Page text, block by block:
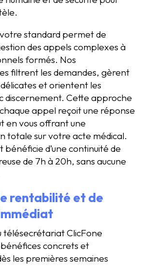
standard permet de
des appels complexes à
formés. Nos
filtrent les demandes, gèrent
et orientent les
discernement. Cette approche
appel reçoit une réponse
en vous offrant une
totale sur votre acte médical.
d’une continuité de
de 7h à 20h, sans aucune
rentabilité et de
télésecrétariat ClicFone
concrets et
les premières semaines